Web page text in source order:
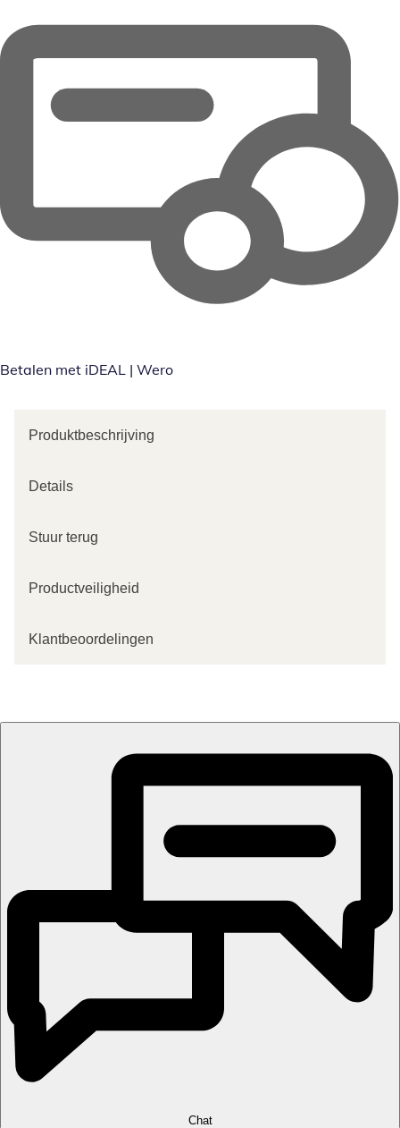
Betalen met iDEAL | Wero
Produktbeschrijving
Details
Stuur terug
Productveiligheid
Klantbeoordelingen
Chat